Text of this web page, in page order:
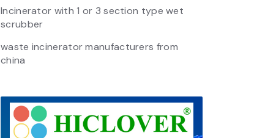
Incinerator with 1 or 3 section type wet
scrubber
waste incinerator manufacturers from
china